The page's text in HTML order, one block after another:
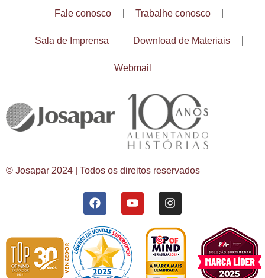
Fale conosco Trabalhe conosco
Sala de Imprensa Download de Materiais
Webmail
© Josapar 2024 | Todos os direitos reservados